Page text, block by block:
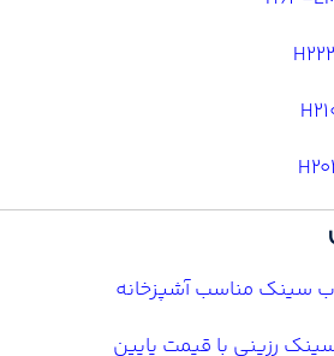
رزینی با قیمت پایین